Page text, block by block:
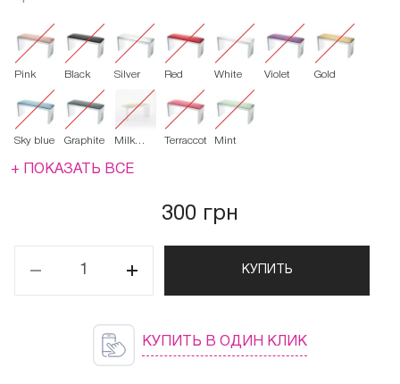
Pink Black Silver Red White Violet Gold
Sky blue Graphite
Milk
кость
Terraccota Mint
+ ПОКАЗАТЬ ВСЕ
300 грн
КУПИТЬ
КУПИТЬ В ОДИН КЛИК